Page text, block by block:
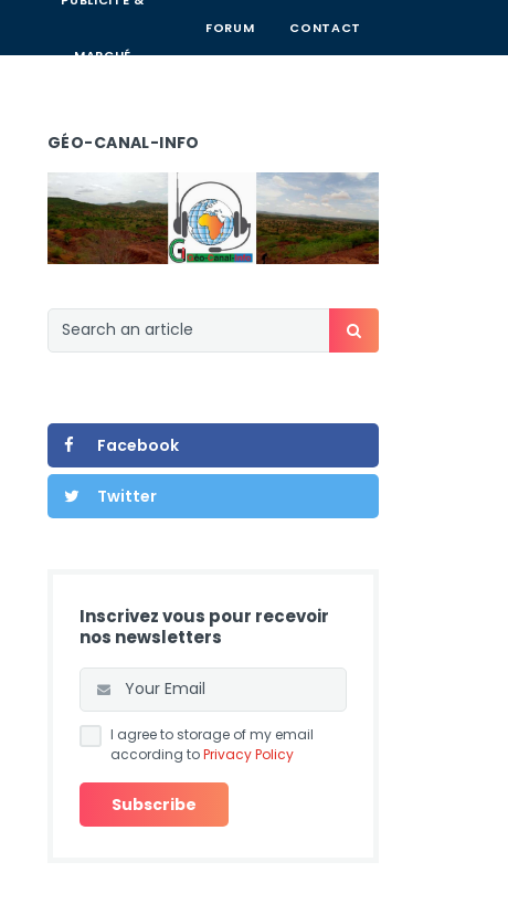
MARCHÉ
FORUM CONTACT
GÉO-CANAL-INFO
Facebook
Twitter
Inscrivez vous pour recevoir
nos newsletters
I agree to storage of my email
according toPrivacy Policy